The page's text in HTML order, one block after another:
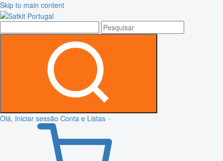
Skip to main content
Olá, Iniciar sessão Conta e Listas